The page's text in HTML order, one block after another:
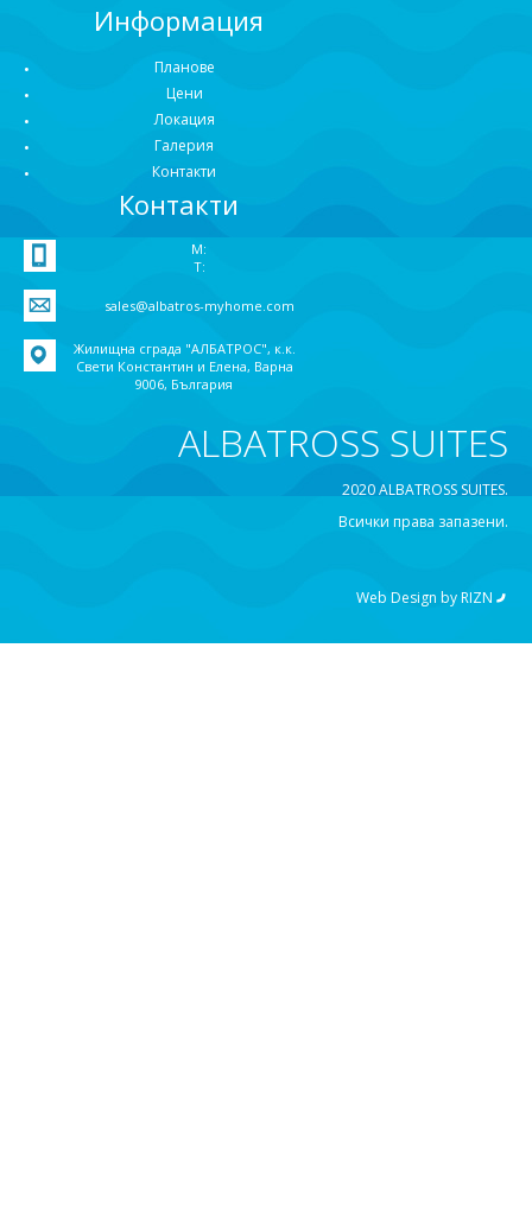
Информация
Планове
Цени
Локация
Галерия
Контакти
Контакти
M:
T:
sales@albatros-myhome.com
Жилищна сграда "АЛБАТРОС", к.к.
Свети Константин и Елена, Варна
9006, България
ALBATROSS SUITES
2020 ALBATROSS SUITES.
Всички права запазени.
Web Design by RIZN